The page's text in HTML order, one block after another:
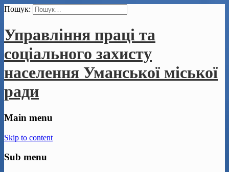
Пошук:
Управління праці та
соціального захисту
населення Уманської міської
ради
Main menu
Skip to content
Sub menu